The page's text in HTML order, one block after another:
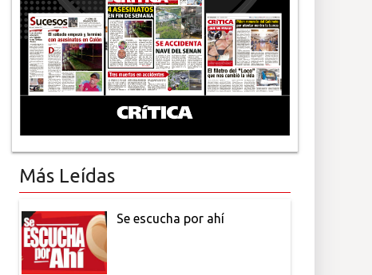
Más Leídas
Se escucha por ahí